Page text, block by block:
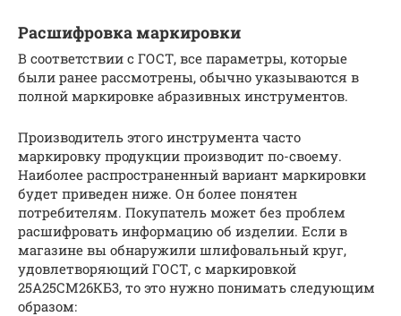
Расшифровка маркировки
В соответствии с ГОСТ, все параметры, которые
были ранее рассмотрены, обычно указываются в
полной маркировке абразивных инструментов.
Производитель этого инструмента часто
маркировку продукции производит по-своему.
Наиболее распространенный вариант маркировки
будет приведен ниже. Он более понятен
потребителям. Покупатель может без проблем
расшифровать информацию об изделии. Если в
магазине вы обнаружили шлифовальный круг,
удовлетворяющий ГОСТ, с маркировкой
25А25СМ26КБ3, то это нужно понимать следующим
образом: